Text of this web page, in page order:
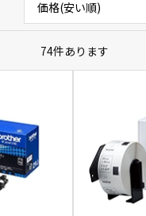
74件あります